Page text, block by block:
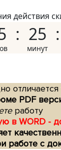
действия
25
отличается
PDF
работу
в WORD -
работе с